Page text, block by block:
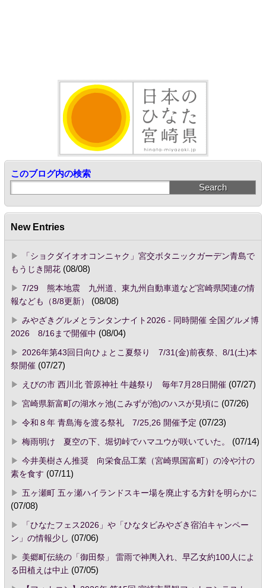
このブログ内の検索
New Entries
「ショクダイオオコンニャク」宮交ボタニックガーデン青島で
もうじき開花(08/08)
7/29 熊本地震 九州道、東九州自動車道など宮崎県関連の情
報なども（8/8更新）
(08/08)
みやざきグルメとランタンナイト2026 - 同時開催 全国グルメ博
2026 8/16まで開催中 (08/04)
2026年第43回日向ひょとこ夏祭り 7/31(金)前夜祭、8/1(土)本
祭開催(07/27)
えびの市 西川北 菅原神社 牛越祭り 毎年7月28日開催(07/27)
宮崎県新富町の湖水ヶ池(こみずが池)のハスが見頃に (07/26)
令和８年 青島海を渡る祭礼 7/25,26 開催予定 (07/23)
梅雨明け 夏空の下、堀切峠でハマユウが咲いていた。
(07/14)
今井美樹さん推奨 向栄食品工業（宮崎県国富町）の冷や汁の
素を食す (07/11)
五ヶ瀬町 五ヶ瀬ハイランドスキー場を廃止する方針を明らかに
(07/08)
「ひなたフェス2026」や「ひなタビみやざき宿泊キャンペー
ン」の情報少し (07/06)
美郷町伝統の「御田祭」 雷雨で神輿入れ、早乙女約100人によ
る田植えは中止 (07/05)